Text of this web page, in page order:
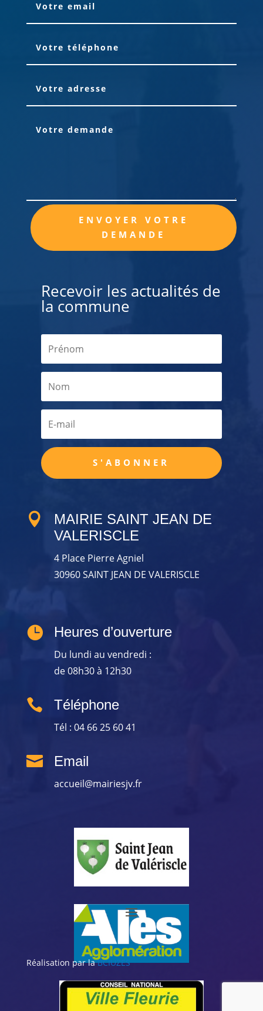
ENVOYER VOTRE
DEMANDE
Alternative:
Recevoir les actualités de
la commune
S'ABONNER

MAIRIE SAINT JEAN DE
VALERISCLE
4 Place Pierre Agniel
30960 SAINT JEAN DE VALERISCLE
 Heures d’ouverture
Du lundi au vendredi :
de 08h30 à 12h30
 Téléphone
Tél : 04 66 25 60 41
 Email
accueil@mairiesjv.fr
Réalisation par laBCIUZES